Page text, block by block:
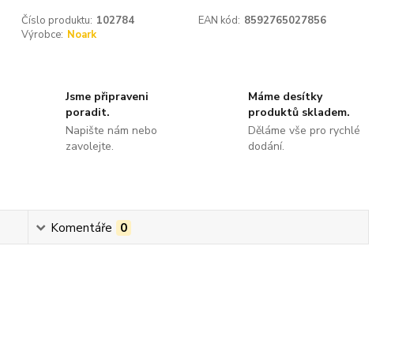
Číslo produktu: 102784 EAN kód: 8592765027856
Výrobce: Noark
Jsme připraveni
poradit.
Napište nám nebo
zavolejte.
Máme desítky
produktů skladem.
Děláme vše pro rychlé
dodání.
Komentáře 0